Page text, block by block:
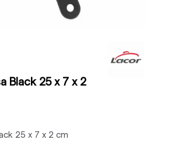
Black 25 x 7 x 2
25 x 7 x 2 cm